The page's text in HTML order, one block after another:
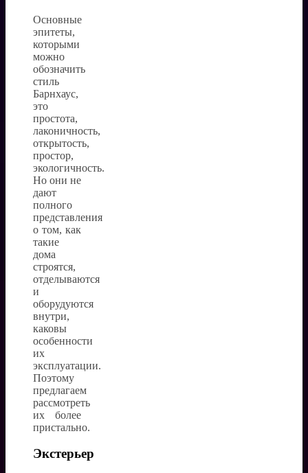
Основные
эпитеты,
которыми
можно
обозначить
стиль
Барнхаус,
это
простота,
лаконичность,
открытость,
простор,
экологичность.
Но они не
дают
полного
представления
о том, как
такие
дома
строятся,
отделываются
и
оборудуются
внутри,
каковы
особенности
их
эксплуатации.
Поэтому
предлагаем
рассмотреть
их более
пристально.
Экстерьер